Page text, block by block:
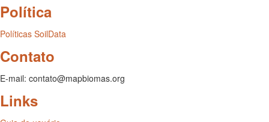
Política
Políticas SoilData
Contato
E-mail: contato@mapbiomas.org
Links